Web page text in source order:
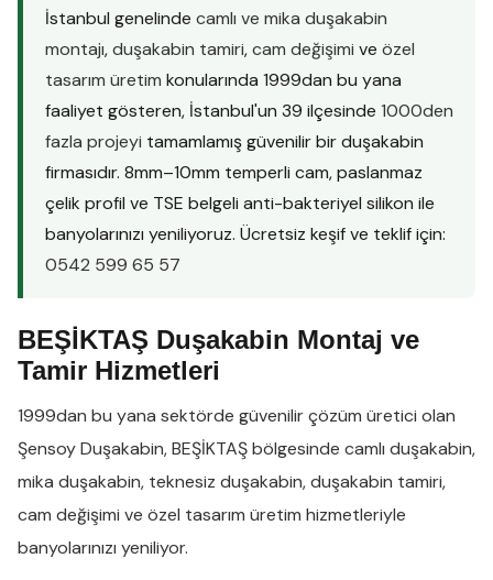
İstanbul genelinde camlı ve mika duşakabin
montajı,duşakabin tamiri,cam değişimi ve özel
tasarım üretim konularında 1999dan bu yana
faaliyet gösteren, İstanbul'un 39 ilçesinde 1000den
fazla projeyi tamamlamış güvenilir bir duşakabin
firmasıdır. 8mm–10mm temperli cam, paslanmaz
çelik profil ve TSE belgeli anti-bakteriyel silikon ile
banyolarınızı yeniliyoruz. Ücretsiz keşif ve teklif için:
0542 599 65 57
BEŞİKTAŞ Duşakabin Montaj ve
Tamir Hizmetleri
1999dan bu yana sektörde güvenilir çözüm üretici olan
Şensoy Duşakabin,BEŞİKTAŞbölgesinde camlı duşakabin,
mika duşakabin, teknesiz duşakabin,duşakabin tamiri,
cam değişimi ve özel tasarım üretim hizmetleriyle
banyolarınızı yeniliyor.